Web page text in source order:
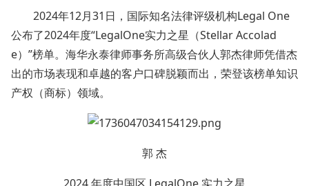
2024年12月31日，国际知名法律评级机构Legal One
公布了2024年度“LegalOne实力之星（Stellar Accolad
e）”榜单。海华永泰律师事务所高级合伙人郭杰律师凭借杰
出的市场表现和卓越的客户口碑脱颖而出，荣登该榜单知识
产权（商标）领域。
郭 杰